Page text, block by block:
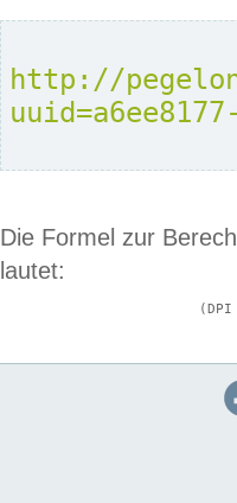
http://
Die Formel zur
lautet: